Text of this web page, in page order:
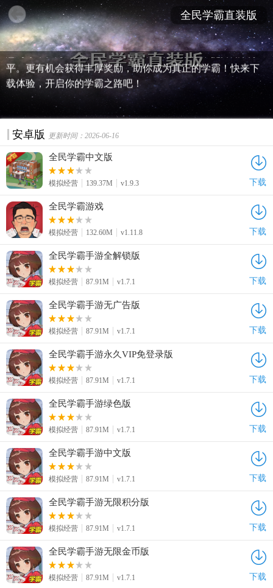
更丰富的游戏内容等你来挑战。无论是策略布局还是趣味答
题，这里都能满足你的需求。无需繁琐操作，一键下载安
装，即刻开启学霸之旅。与全国玩家同场竞技，展示你的智
慧与才华。海量题库，实时更新，让你在娱乐中提升知识水
平。更有机会获得丰厚奖励，助你成为真正的学霸！快来下
载体验，开启你的学霸之路吧！
全民学霸直装版
安卓版 更新时间：2026-06-16
全民学霸中文版
模拟经营 139.37M v1.9.3 下载
全民学霸游戏
模拟经营 132.60M v1.11.8 下载
全民学霸手游全解锁版
模拟经营 87.91M v1.7.1 下载
全民学霸手游无广告版
模拟经营 87.91M v1.7.1 下载
全民学霸手游永久VIP免登录版
模拟经营 87.91M v1.7.1 下载
全民学霸手游绿色版
模拟经营 87.91M v1.7.1 下载
全民学霸手游中文版
模拟经营 87.91M v1.7.1 下载
全民学霸手游无限积分版
模拟经营 87.91M v1.7.1 下载
全民学霸手游无限金币版
模拟经营 87.91M v1.7.1 下载